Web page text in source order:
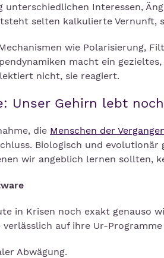
Interessen,
selten kalkulierte Vernunft,
wie Polarisierung,
macht ein
nicht, sie reagiert.
Unser Gehirn lebt
die Menschen der
Biologisch und evolutionär
wir angeblich lernen sollten,
in Krisen noch exakt genauso
auf ihre Ur-
Abwägung.